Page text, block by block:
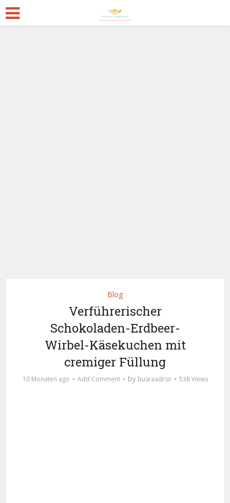
Blog
Verführerischer
Schokoladen-Erdbeer-
Wirbel-Käsekuchen mit
cremiger Füllung
10 Monaten ago Add Comment by busraadrsn 538 Views